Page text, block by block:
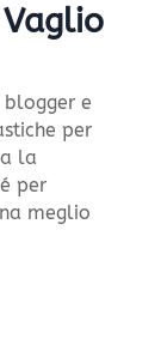
e
per
la
per
meglio